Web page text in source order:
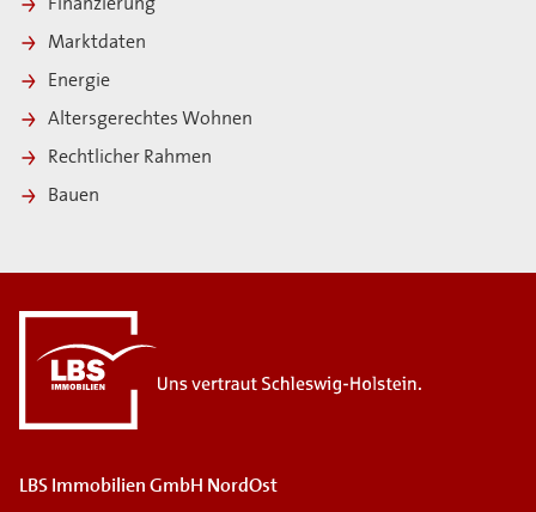
Finanzierung
Marktdaten
Energie
Altersgerechtes Wohnen
Rechtlicher Rahmen
Bauen
LBS Immobilien GmbH NordOst